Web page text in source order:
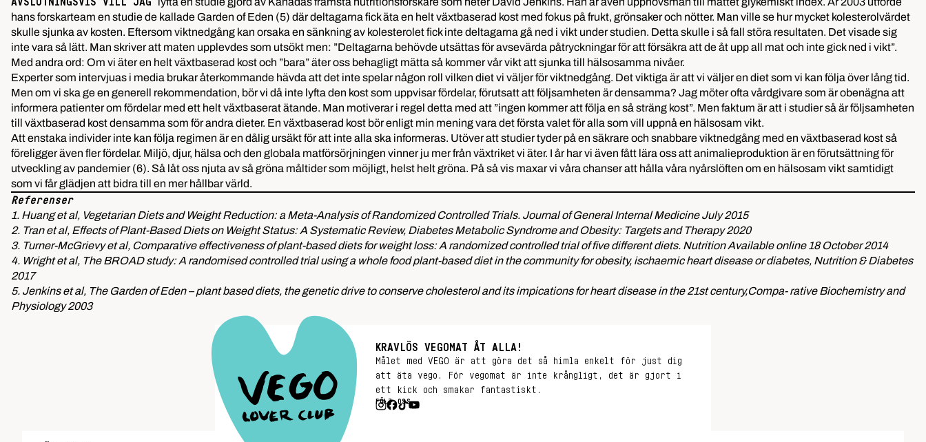
hans forskarteam en studie de kallade Garden of Eden (5) där deltagarna fick äta en helt växtbaserad kost med fokus på frukt, grönsaker och nötter. Man ville se hur mycket kolesterolvärdet
skulle sjunka av kosten. Eftersom viktnedgång kan orsaka en sänkning av kolesterolet fick inte deltagarna gå ned i vikt under studien. Detta skulle i så fall störa resultaten. Det visade sig
inte vara så lätt. Man skriver att maten upplevdes som utsökt men: ”Deltagarna behövde utsättas för avsevärda påtryckningar för att försäkra att de åt upp all mat och inte gick ned i vikt”.
Med andra ord: Om vi äter en helt växtbaserad kost och ”bara” äter oss behagligt mätta så kommer vår vikt att sjunka till hälsosamma nivåer.
Experter som intervjuas i media brukar återkommande hävda att det inte spelar någon roll vilken diet vi väljer för viktnedgång. Det viktiga är att vi väljer en diet som vi kan följa över lång tid.
Men om vi ska ge en generell rekommendation, bör vi då inte lyfta den kost som uppvisar fördelar, förutsatt att följsamheten är densamma? Jag möter ofta vårdgivare som är obenägna att
informera patienter om fördelar med ett helt växtbaserat ätande. Man motiverar i regel detta med att ”ingen kommer att följa en så sträng kost”. Men faktum är att i studier så är följsamheten
till växtbaserad kost densamma som för andra dieter. En växtbaserad kost bör enligt min mening vara det första valet för alla som vill uppnå en hälsosam vikt.
Att enstaka individer inte kan följa regimen är en dålig ursäkt för att inte alla ska informeras. Utöver att studier tyder på en säkrare och snabbare viktnedgång med en växtbaserad kost så
föreligger även fler fördelar. Miljö, djur, hälsa och den globala matförsörjningen vinner ju mer från växtriket vi äter. I år har vi även fått lära oss att animalieproduktion är en förutsättning för
utveckling av pandemier (6). Så låt oss njuta av så gröna måltider som möjligt, helst helt gröna. På så vis maxar vi våra chanser att hålla våra nyårslöften om en hälsosam vikt samtidigt
som vi får glädjen att bidra till en mer hållbar värld.
Referenser
1. Huang et al, Vegetarian Diets and Weight Reduction: a Meta-Analysis of Randomized Controlled Trials. Journal of General Internal Medicine July 2015
2. Tran et al, Effects of Plant-Based Diets on Weight Status: A Systematic Review, Diabetes Metabolic Syndrome and Obesity: Targets and Therapy 2020
3. Turner-McGrievy et al, Comparative effectiveness of plant-based diets for weight loss: A randomized controlled trial of five different diets. Nutrition Available online 18 October 2014
4. Wright et al, The BROAD study: A randomised controlled trial using a whole food plant-based diet in the community for obesity, ischaemic heart disease or diabetes, Nutrition & Diabetes
2017
5. Jenkins et al, The Garden of Eden – plant based diets, the genetic drive to conserve cholesterol and its impications for heart disease in the 21st century,Compa- rative Biochemistry and
Physiology 2003
KRAVLÖS VEGOMAT ÅT ALLA!
Målet med VEGO är att göra det så himla enkelt för just dig
att äta vego. För vegomat är inte krångligt, det är gjort i
ett kick och smakar fantastiskt.
FÖLJ OSS